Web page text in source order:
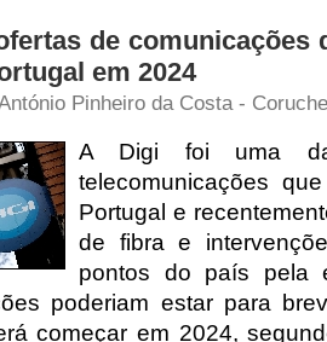
de comunicações
em 2024
Pinheiro da Costa -
A Digi foi uma
telecomunicações
Portugal e
de fibra e
pontos do país pela
poderiam estar para
começar em 2024,